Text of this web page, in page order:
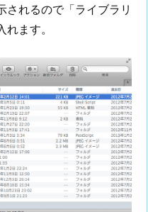
されるので「ライブラリ
ます。